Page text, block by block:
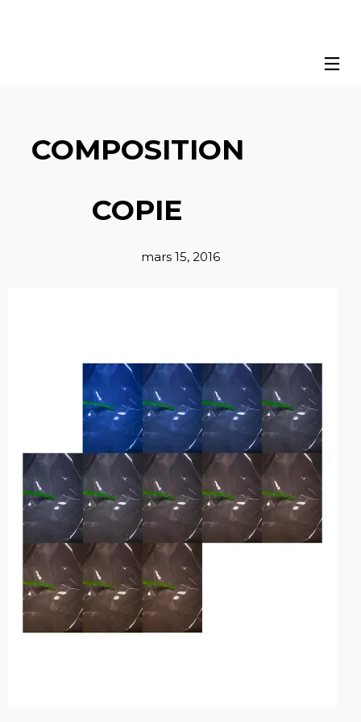
COMPOSITION
COPIE
mars 15, 2016